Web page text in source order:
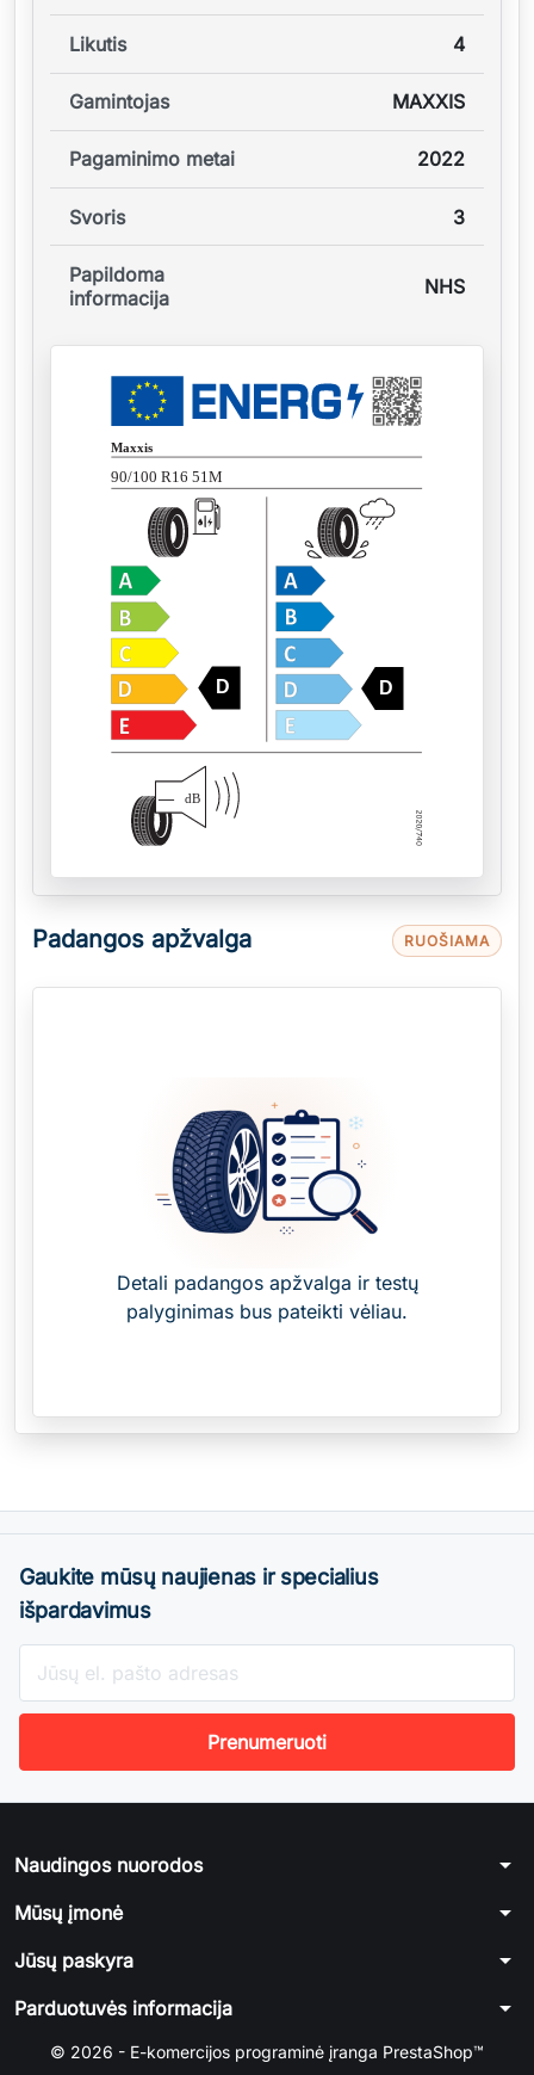
Likutis 4
Gamintojas MAXXIS
Pagaminimo metai 2022
Svoris 3
Papildoma
informacija
NHS
Maxxis
90/100 R16 51M
D D
— dB
Padangos apžvalga RUOŠIAMA
Detali padangos apžvalga ir testų
palyginimas bus pateikti vėliau.
Gaukite mūsų naujienas ir specialius
išpardavimus
Naudingos nuorodos arrow_drop_down
Mūsų įmonė arrow_drop_down
Jūsų paskyra arrow_drop_down
Parduotuvės informacija arrow_drop_down
© 2026 - E-komercijos programinė įranga PrestaShop™